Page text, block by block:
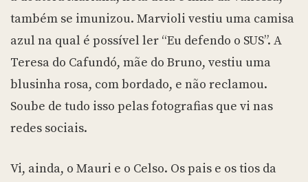
também se imunizou. Marvioli vestiu uma camisa
azul na qual é possível ler “Eu defendo o SUS”. A
Teresa do Cafundó, mãe do Bruno, vestiu uma
blusinha rosa, com bordado, e não reclamou.
Soube de tudo isso pelas fotografias que vi nas
redes sociais.
Vi, ainda, o Mauri e o Celso. Os pais e os tios da